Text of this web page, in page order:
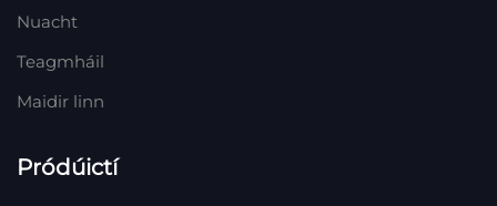
Nuacht
Teagmháil
Maidir linn
Pródúictí